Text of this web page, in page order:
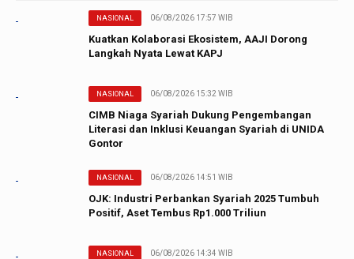
NASIONAL 06/08/2026 17:57 WIB
Kuatkan Kolaborasi Ekosistem, AAJI Dorong
Langkah Nyata Lewat KAPJ
NASIONAL 06/08/2026 15:32 WIB
CIMB Niaga Syariah Dukung Pengembangan
Literasi dan Inklusi Keuangan Syariah di UNIDA
Gontor
NASIONAL 06/08/2026 14:51 WIB
OJK: Industri Perbankan Syariah 2025 Tumbuh
Positif, Aset Tembus Rp1.000 Triliun
NASIONAL 06/08/2026 14:34 WIB